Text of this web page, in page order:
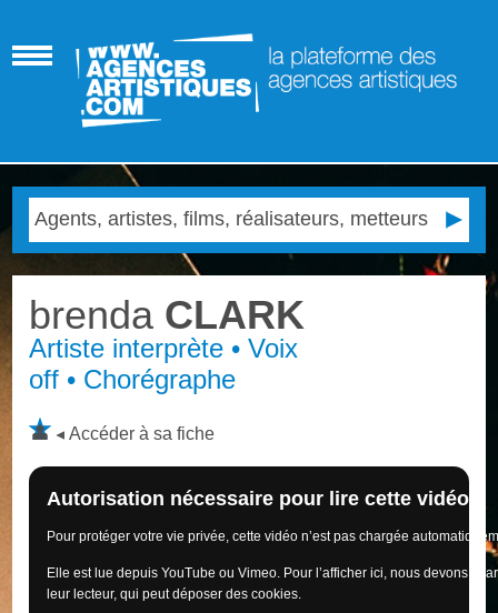
brenda CLARK
Artiste interprète • Voix
off • Chorégraphe
Accéder à sa fiche
Autorisation nécessaire pour lire cette vidéo
Pour protéger votre vie privée, cette vidéo n’est pas chargée
Elle est lue depuis YouTube ou Vimeo. Pour l’afficher ici, nous devons
leur lecteur, qui peut déposer des cookies.